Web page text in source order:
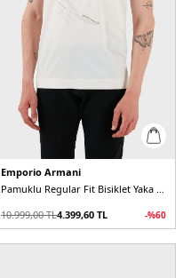
Emporio Armani
Pamuklu Regular Fit Bisiklet Yaka Erkek T Shirt
10.999,00TL4.399,60 TL -%60